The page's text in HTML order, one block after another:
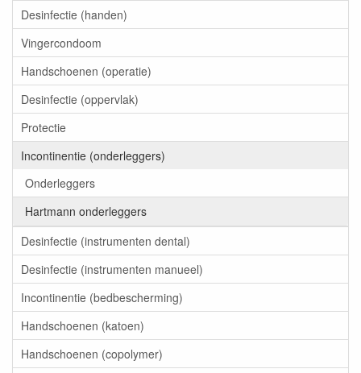
Desinfectie (handen)
Vingercondoom
Handschoenen (operatie)
Desinfectie (oppervlak)
Protectie
Incontinentie (onderleggers)
Onderleggers
Hartmann onderleggers
Desinfectie (instrumenten dental)
Desinfectie (instrumenten manueel)
Incontinentie (bedbescherming)
Handschoenen (katoen)
Handschoenen (copolymer)